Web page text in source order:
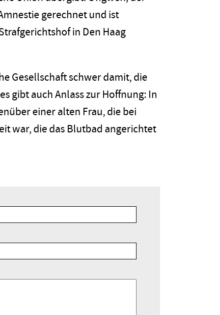
gerechnet und ist
in Den Haag
Gesellschaft schwer damit, die
gibt auch Anlass zur Hoffnung: In
einer alten Frau, die bei
war, die das Blutbad angerichtet